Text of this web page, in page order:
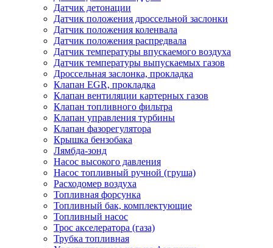
Датчик детонации
Датчик положения дроссельной заслонки
Датчик положения коленвала
Датчик положения распредвала
Датчик температуры впускаемого воздуха
Датчик температуры выпускаемых газов
Дроссельная заслонка, прокладка
Клапан EGR, прокладка
Клапан вентиляции картерных газов
Клапан топливного фильтра
Клапан управления турбины
Клапан фазорегулятора
Крышка бензобака
Лямбда-зонд
Насос высокого давления
Насос топливный ручной (груша)
Расходомер воздуха
Топливная форсунка
Топливный бак, комплектующие
Топливный насос
Трос акселератора (газа)
Трубка топливная